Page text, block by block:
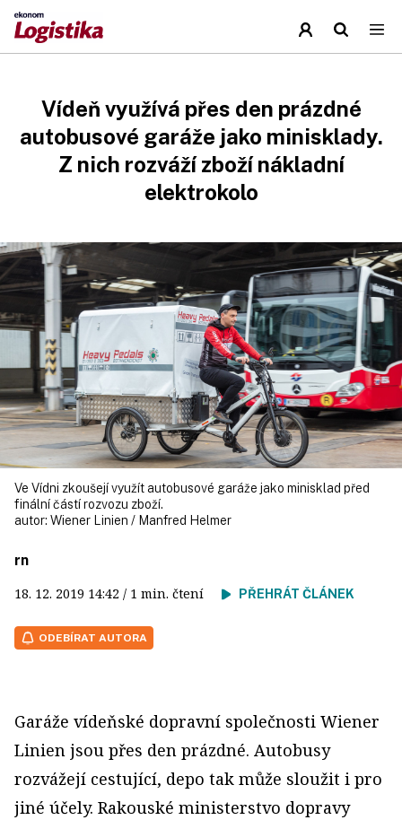
Vídeň využívá přes den prázdné
autobusové garáže jako minisklady.
Z nich rozváží zboží nákladní
elektrokolo
Ve Vídni zkoušejí využít autobusové garáže jako minisklad před
finální částí rozvozu zboží.
autor: Wiener Linien / Manfred Helmer
rn
18. 12. 2019 14:42 / 1 min. čtení PŘEHRÁT ČLÁNEK
ODEBÍRAT AUTORA
Garáže vídeňské dopravní společnosti Wiener
Linien jsou přes den prázdné. Autobusy
rozvážejí cestující, depo tak může sloužit i pro
jiné účely. Rakouské ministerstvo dopravy